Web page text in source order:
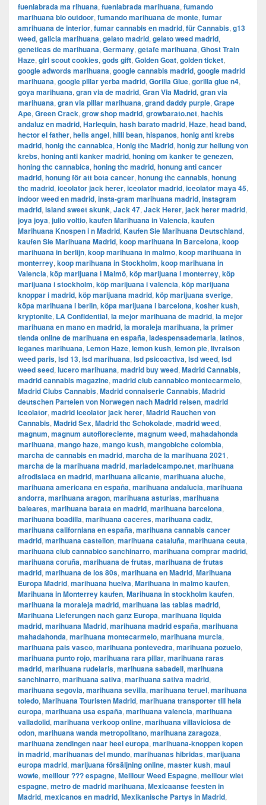
fuenlabrada ma rihuana, fuenlabrada marihuana, fumando
marihuana bio outdoor, fumando marihuana de monte, fumar
amrihuana de interior, fumar cannabis en madrid, für Cannabis, g13
weed, galicia marihuana, gelato madrid, gelato weed madrid,
geneticas de marihuana, Germany, getafe marihuana, Ghost Train
Haze, girl scout cookies, gods gift, Golden Goat, golden ticket,
google adwords marihuana, google cannabis madrid, google madrid
marihuana, google pillar yerba madrid, Gorilla Glue, gorilla glue n4,
goya marihuana, gran via de madrid, ​​Gran Via Madrid, gran via
marihuana, gran via pillar marihuana, grand daddy purple, Grape
Ape, Green Crack, grow shop madrid, growbarato.net, hachis
andaluz en madrid, Harlequin, hash barato madrid, Haze, head band,
hector el father, hells angel, hilli bean, hispanos, honig anti krebs
madrid, honig thc cannabica, Honig thc Madrid, honig zur heilung von
krebs, honing anti kanker madrid, honing om kanker te genezen,
honing thc cannabica, honing thc madrid, honung anti cancer
madrid, honung för att bota cancer, honung thc cannabis, honung
thc madrid, iceolator jack herer, iceolator madrid, iceolator maya 45,
indoor weed en madrid, insta-gram marihuana madrid, instagram
madrid, island sweet skunk, Jack 47, Jack Herer, jack herer madrid,
joya joya, julio voltio, kaufen Marihuana in Valencia, kaufen
Marihuana Knospen i n Madrid, Kaufen Sie Marihuana Deutschland,
kaufen Sie Marihuana Madrid, koop marihuana in Barcelona, koop
marihuana in berlijn, koop marihuana in malmo, koop marihuana in
monterrey, koop marihuana in Stockholm, ​​koop marihuana in
Valencia, köp marijuana i Malmö, köp marijuana i monterrey, köp
marijuana i stockholm, ​​köp marijuana i valencia, köp marijuana
knoppar i madrid, köp marijuana madrid, köp marijuana sverige,
köpa marihuana i berlin, köpa marijuana i barcelona, kosher kush,
kryptonite, LA Confidential, la mejor marihuana de madrid, la mejor
marihuana en mano en madrid, la moraleja marihuana, la primer
tienda online de marihuana en españa, ladespensademaria, latinos,
leganes marihuana, Lemon Haze, lemon kush, lemon pie, livraison
weed paris, lsd 13, lsd marihuana, lsd psicoactiva, lsd weed, lsd
weed seed, lucero marihuana, madrid buy weed, Madrid Cannabis,
madrid cannabis magazine, madrid club cannabico montecarmelo,
Madrid Clubs Cannabis, Madrid connaiserie Cannabis, Madrid
deutschen Parteien von Norwegen nach Madrid reisen, madrid
iceolator, madrid iceolator jack herer, Madrid Rauchen von
Cannabis, Madrid Sex, Madrid thc Schokolade, madrid weed,
magnum, magnum autofloreciente, magnum weed, mahadahonda
marihuana, mango haze, mango kush, mangobiche colombia,
marcha de cannabis en madrid, marcha de la marihuana 2021,
marcha de la marihuana madrid, mariadelcampo.net, marihuana
afrodisiaca en madrid, marihuana alicante, marihuana aluche,
marihuana americana en españa, marihuana andalucia, marihuana
andorra, marihuana aragon, marihuana asturias, marihuana
baleares, marihuana barata en madrid, marihuana barcelona,
marihuana boadilla, marihuana caceres, marihuana cadiz,
marihuana californiana en españa, marihuana cannabis cancer
madrid, marihuana castellon, marihuana cataluña, marihuana ceuta,
marihuana club cannabico sanchinarro, marihuana comprar madrid,
marihuana coruña, marihuana de frutas, marihuana de frutas
madrid, marihuana de los 80s, marihuana en Madrid, Marihuana
Europa Madrid, marihuana huelva, Marihuana in malmo kaufen,
Marihuana in Monterrey kaufen, Marihuana in stockholm kaufen,
marihuana la moraleja madrid, marihuana las tablas madrid,
Marihuana Lieferungen nach ganz Europa, marihuana liquida
madrid, marihuana Madrid, marihuana madrid españa, marihuana
mahadahonda, marihuana montecarmelo, marihuana murcia,
marihuana pais vasco, marihuana pontevedra, marihuana pozuelo,
marihuana punto rojo, marihuana rara pillar, marihuana raras
madrid, marihuana rudelaris, marihuana sabadell, marihuana
sanchinarro, marihuana sativa, marihuana sativa madrid,
marihuana segovia, marihuana sevilla, marihuana teruel, marihuana
toledo, Marihuana Touristen Madrid, marihuana transporter till hela
europa, marihuana usa españa, marihuana valencia, marihuana
valladolid, marihuana verkoop online, marihuana villaviciosa de
odon, marihuana wanda metropolitano, marihuana zaragoza,
marihuana zendingen naar heel europa, marihuana-knoppen kopen
in madrid, marihuanas del mundo, marihuanas hibridas, marijuana
europa madrid, marijuana försäljning online, master kush, maui
wowie, meillour ??? espagne, Meillour Weed Espagne, meillour wiet
espagne, metro de madrid marihuana, Mexicaanse feesten in
Madrid, mexicanos en madrid, Mexikanische Partys in Madrid,